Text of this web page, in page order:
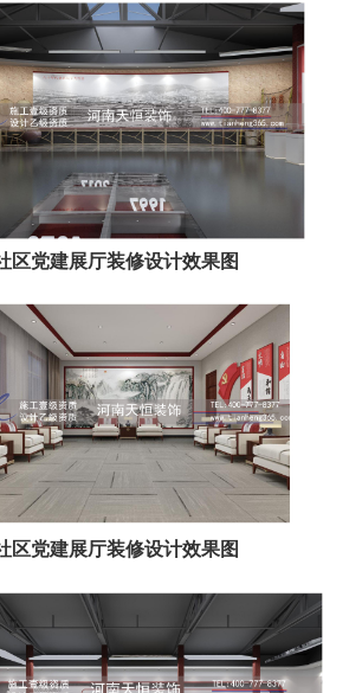
区党建展厅装修设计效果图
区党建展厅装修设计效果图